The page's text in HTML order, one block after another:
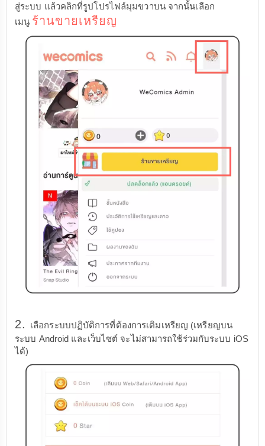
สู่ระบบ แล้วคลิกที่รูปโปรไฟล์มุมขวาบน จากนั้นเลือก
เมนู ร้านขายเหรียญ
2.
เลือกระบบปฏิบัติการที่ต้องการเติมเหรียญ (เหรียญบน
ระบบ Android และเว็บไซต์ จะไม่สามารถใช้ร่วมกับระบบ iOS
ได้)